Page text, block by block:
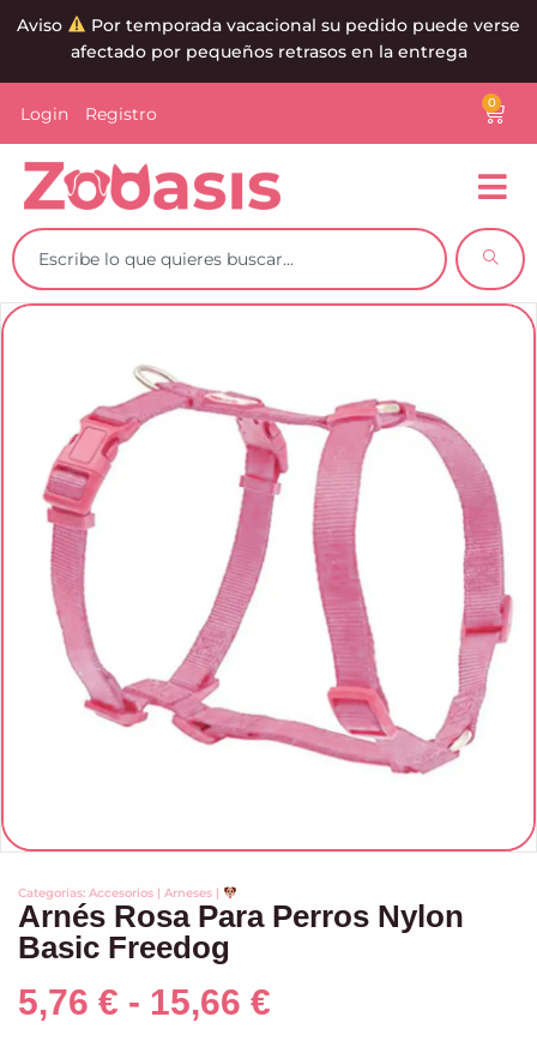
Aviso
Por temporada vacacional su pedido puede verse
afectado por pequeños retrasos en la entrega
Login Registro 0
Categorías: Accesorios | Arneses |
Arnés Rosa Para Perros Nylon
Basic Freedog
5,76 € - 15,66 €